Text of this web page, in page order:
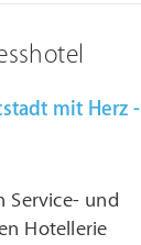
mit Herz -
Service- und
Hotellerie